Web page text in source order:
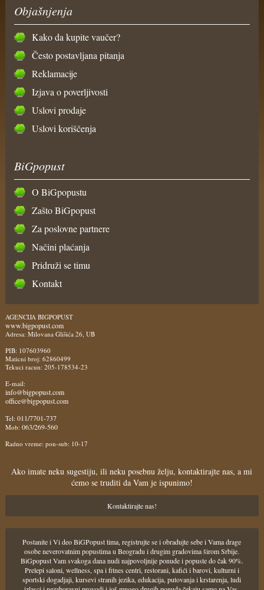
Objašnjenja
Kako da kupite vaučer?
Često postavljana pitanja
Reklamacije
Izjava o poverljivosti
Uslovi prodaje
Uslovi koriščenja
BiGpopust
O BiGpopustu
Zašto BiGpopust
Za poslovne partnere
Načini plaćanja
Pridruži se timu
Kontakt
AGENCIJA BIGPOPUST
www.bigpopust.com
Adresa: Milovana Glišića 26, UB
PIB: 107603960
Maticni broj: 62860499
Tekuci racun: 205-178534-23
E-mail:
info@bigpopust.com
office@bigpopust.com
Tel: 011/7701-737
Mob: 063/269-560
Radno vreme: pon-sub: 10-17
Ako imate neku sugestiju, ili neku posebnu želju, kontaktirajte nas, a mi
ćemo se truditi da Vam je ispunimo!
Kontaktirajte nas!
Postanite i Vi deo BiGPopust tima, registrujte se i obradujte sebe i Vama drage
osobe neverovatnim popustima u Beogradu i drugim gradovima širom Srbije.
BiGpopust Vam svakoga dana nudi najpovoljnije ponude i popuste do čak 90%.
Prelepi saloni, wellness, spa i fitnes centri, restorani, kafići i barovi, kulturni i
sportski dogadjaji, kursevi stranih jezika, edukacija, putovanja i krstarenja, ludi